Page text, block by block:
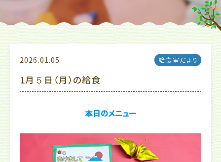
2026.01.05 給食室だより
1月５日（月）の給食
本日のメニュー